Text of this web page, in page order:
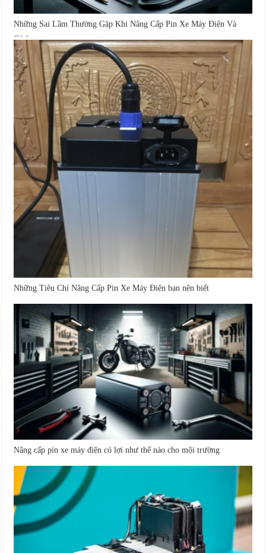
Những Sai Lầm Thường Gặp Khi Nâng Cấp Pin Xe Máy Điện Và
Cách...
Những Tiêu Chí Nâng Cấp Pin Xe Máy Điện bạn nên biết
Nâng cấp pin xe máy điện có lợi như thế nào cho mội trường